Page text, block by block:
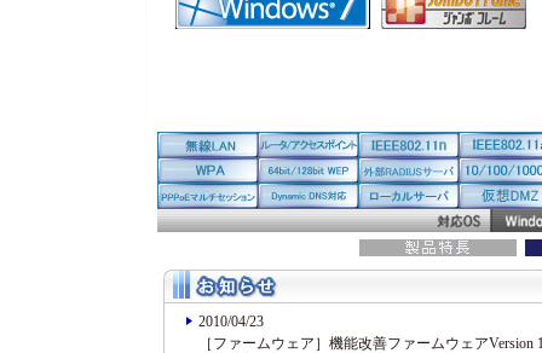
2010/04/23
［ファームウェア］機能改善ファームウェアVersion